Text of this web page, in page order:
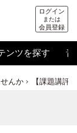
ログイン
または
会員登録
ンツを探す 音
んか 【課題講評